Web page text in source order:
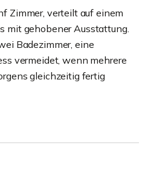
Zimmer, verteilt auf einem
mit gehobener Ausstattung.
Badezimmer, eine
vermeidet, wenn mehrere
gleichzeitig fertig